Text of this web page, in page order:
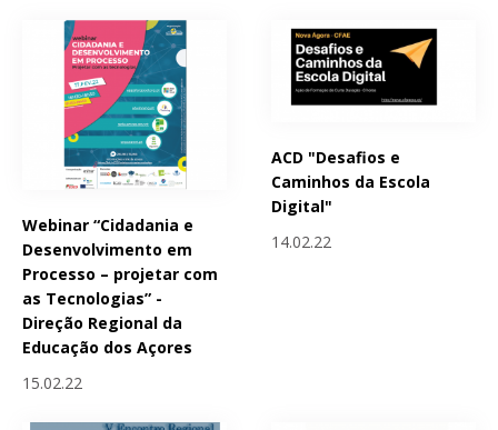
Webinar “Cidadania e
Desenvolvimento em
Processo – projetar com
as Tecnologias” -
Direção Regional da
Educação dos Açores
15.02.22
ACD "Desafios e
Caminhos da Escola
Digital"
14.02.22